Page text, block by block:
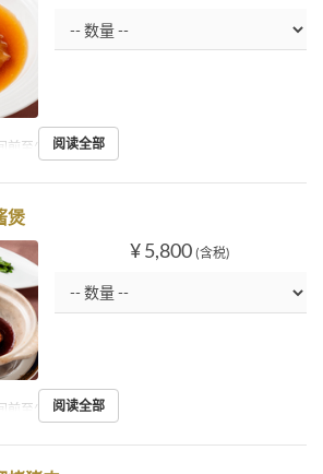
前至少2小时预订
阅读全部
煲
¥ 5,800 (含税)
前至少2小时预订
阅读全部